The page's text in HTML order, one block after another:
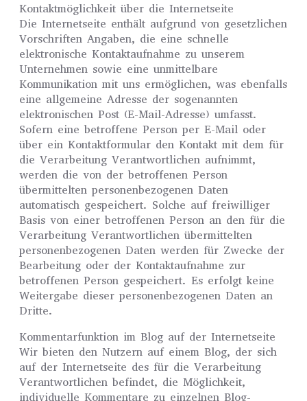
Kontaktmöglichkeit über die Internetseite
Die Internetseite enthält aufgrund von gesetzlichen
Vorschriften Angaben, die eine schnelle
elektronische Kontaktaufnahme zu unserem
Unternehmen sowie eine unmittelbare
Kommunikation mit uns ermöglichen, was ebenfalls
eine allgemeine Adresse der sogenannten
elektronischen Post (E-Mail-Adresse) umfasst.
Sofern eine betroffene Person per E-Mail oder
über ein Kontaktformular den Kontakt mit dem für
die Verarbeitung Verantwortlichen aufnimmt,
werden die von der betroffenen Person
übermittelten personenbezogenen Daten
automatisch gespeichert. Solche auf freiwilliger
Basis von einer betroffenen Person an den für die
Verarbeitung Verantwortlichen übermittelten
personenbezogenen Daten werden für Zwecke der
Bearbeitung oder der Kontaktaufnahme zur
betroffenen Person gespeichert. Es erfolgt keine
Weitergabe dieser personenbezogenen Daten an
Dritte.
Kommentarfunktion im Blog auf der Internetseite
Wir bieten den Nutzern auf einem Blog, der sich
auf der Internetseite des für die Verarbeitung
Verantwortlichen befindet, die Möglichkeit,
individuelle Kommentare zu einzelnen Blog-